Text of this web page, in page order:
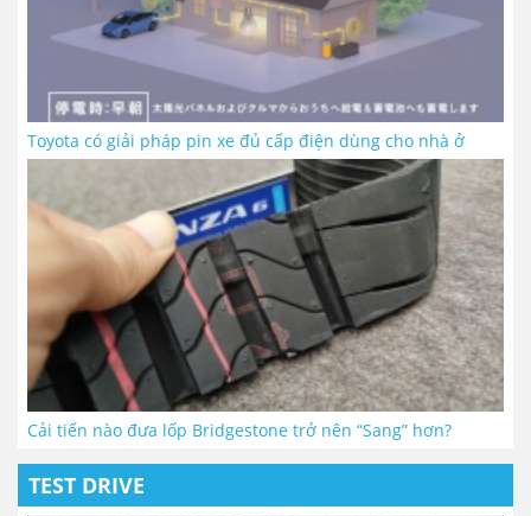
Toyota có giải pháp pin xe đủ cấp điện dùng cho nhà ở
Cải tiến nào đưa lốp Bridgestone trở nên “Sang” hơn?
TEST DRIVE